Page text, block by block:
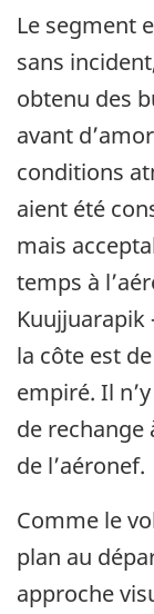
Le segment
sans
obtenu des
avant
conditions
aient été
mais
temps à
la côte est
empiré. Il
de rechange
de l’aéronef.
Comme le
plan au
approche